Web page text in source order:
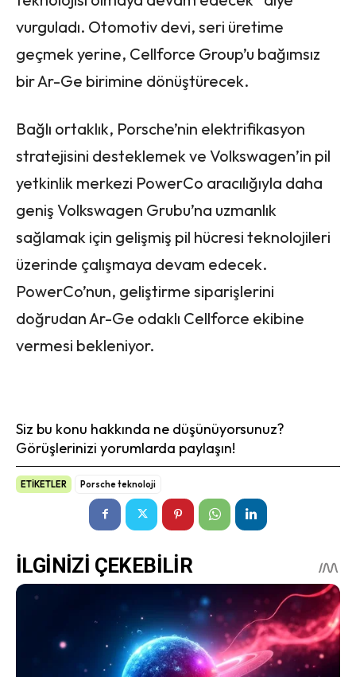
vurguladı. Otomotiv devi, seri üretime
geçmek yerine, Cellforce Group’u bağımsız
bir Ar-Ge birimine dönüştürecek.
Bağlı ortaklık, Porsche’nin elektrifikasyon
stratejisini desteklemek ve Volkswagen’in pil
yetkinlik merkezi PowerCo aracılığıyla daha
geniş Volkswagen Grubu’na uzmanlık
sağlamak için gelişmiş pil hücresi teknolojileri
üzerinde çalışmaya devam edecek.
PowerCo’nun, geliştirme siparişlerini
doğrudan Ar-Ge odaklı Cellforce ekibine
vermesi bekleniyor.
Siz bu konu hakkında ne düşünüyorsunuz?
Görüşlerinizi yorumlarda paylaşın!
ETİKETLER Porsche teknoloji